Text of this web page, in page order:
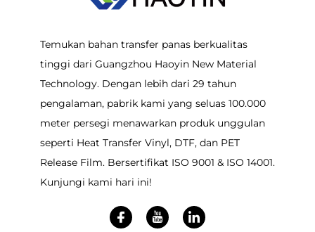
Temukan bahan transfer panas berkualitas
tinggi dari Guangzhou Haoyin New Material
Technology. Dengan lebih dari 29 tahun
pengalaman, pabrik kami yang seluas 100.000
meter persegi menawarkan produk unggulan
seperti Heat Transfer Vinyl, DTF, dan PET
Release Film. Bersertifikat ISO 9001 & ISO 14001.
Kunjungi kami hari ini!